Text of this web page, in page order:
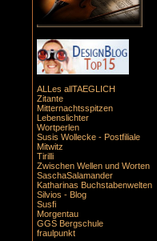
ALLes allTAEGLICH
Zitante
Mitternachtsspitzen
Lebenslichter
Wortperlen
Susis Wollecke - Postfiliale
Mitwitz
Tirilli
Zwischen Wellen und Worten
SaschaSalamander
Katharinas Buchstabenwelten
Silvios - Blog
Susfi
Morgentau
GGS Bergschule
fraulpunkt